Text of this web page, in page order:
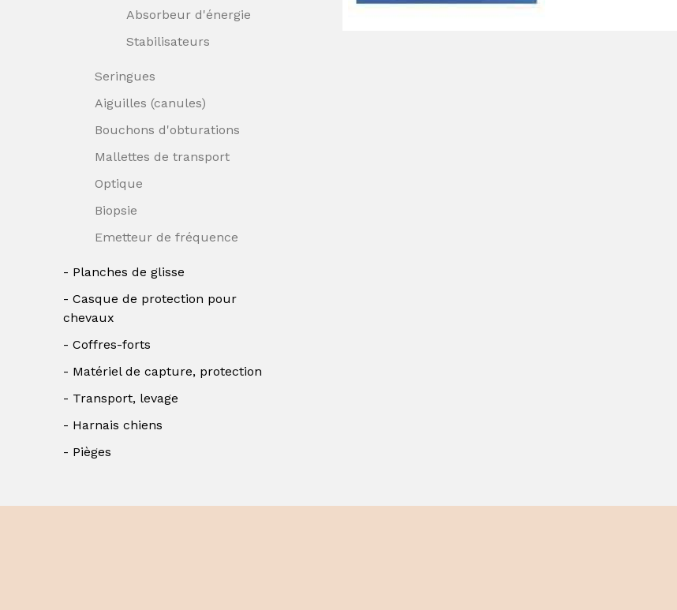
Absorbeur d'énergie
Stabilisateurs
Seringues
Aiguilles (canules)
Bouchons d'obturations
Mallettes de transport
Optique
Biopsie
Emetteur de fréquence
Planches de glisse
Casque de protection pour
chevaux
Coffres-forts
Matériel de capture, protection
Transport, levage
Harnais chiens
Pièges